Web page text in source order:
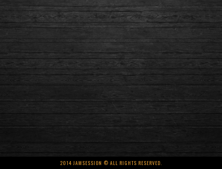
2014 JAMSESSION © ALL RIGHTS RESERVED.